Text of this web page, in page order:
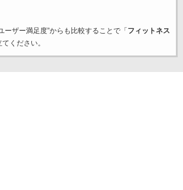
ーザー満足度”からも比較することで「 フィットネス
ください。